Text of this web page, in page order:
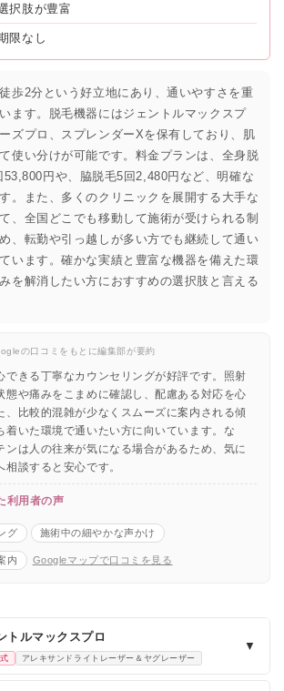
択肢が豊富
限なし
歩2分という好立地にあり、通いやすさを重
ます。脱毛機器にはジェントルマックスプ
ズプロ、スプレンダーXを保有しており、肌
使い分けが可能です。料金プランは、全身脱
円や、脇脱毛5回2,480円など、明確な
。また、多くのクリニックを展開する大手な
、全国どこでも移動して施術が受けられる制
、転勤や引っ越しが多い方でも継続して通い
います。確かな実績と豊富な機器を備えた環
を解消したい方におすすめの選択肢と言える
の口コミをもとに編集部が要約
できる丁寧なカウンセリングが好評です。照射
態や痛みをこまめに確認し、配慮ある対応を心
、比較的混雑が少なくスムーズに案内される傾
着いた環境で通いたい方に向いています。な
ンは人の往来が気になる場合があるため、気に
談すると安心です。
利用者の声
グ 施術中の細やかな声かけ
内 Googleマップで口コミを見る
トルマックスプロ
アレキサンドライトレーザー＆ヤグレーザー
▼